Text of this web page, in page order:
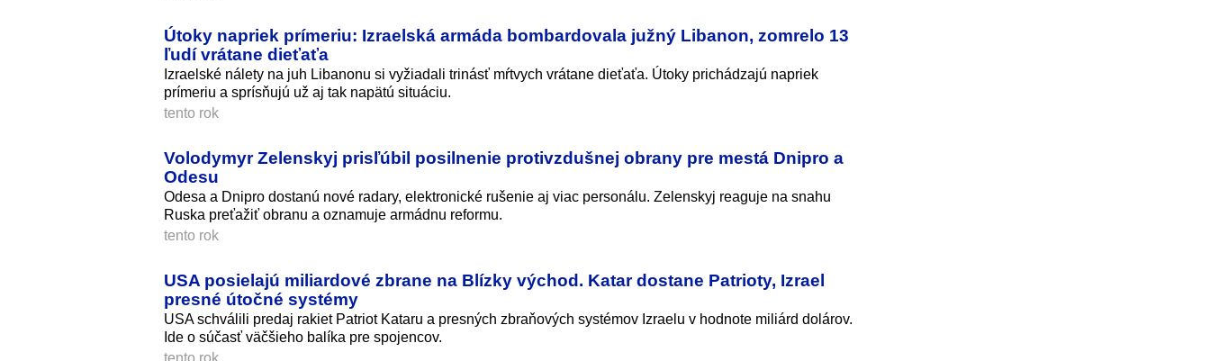
Útoky napriek prímeriu: Izraelská armáda bombardovala južný Libanon, zomrelo 13
ľudí vrátane dieťaťa
Izraelské nálety na juh Libanonu si vyžiadali trinásť mŕtvych vrátane dieťaťa. Útoky prichádzajú napriek
prímeriu a sprísňujú už aj tak napätú situáciu.
tento rok
Volodymyr Zelenskyj prisľúbil posilnenie protivzdušnej obrany pre mestá Dnipro a
Odesu
Odesa a Dnipro dostanú nové radary, elektronické rušenie aj viac personálu. Zelenskyj reaguje na snahu
Ruska preťažiť obranu a oznamuje armádnu reformu.
tento rok
USA posielajú miliardové zbrane na Blízky východ. Katar dostane Patrioty, Izrael
presné útočné systémy
USA schválili predaj rakiet Patriot Kataru a presných zbraňových systémov Izraelu v hodnote miliárd dolárov.
Ide o súčasť väčšieho balíka pre spojencov.
tento rok